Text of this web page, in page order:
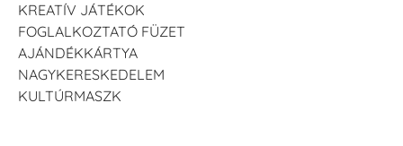
KREATÍV JÁTÉKOK
FOGLALKOZTATÓ FÜZET
AJÁNDÉKKÁRTYA
NAGYKERESKEDELEM
KULTÚRMASZK